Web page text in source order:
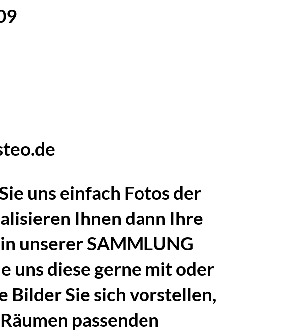
uns einfach Fotos der
Ihnen dann Ihre
unserer SAMMLUNG
uns diese gerne mit oder
Bilder Sie sich vorstellen,
passenden